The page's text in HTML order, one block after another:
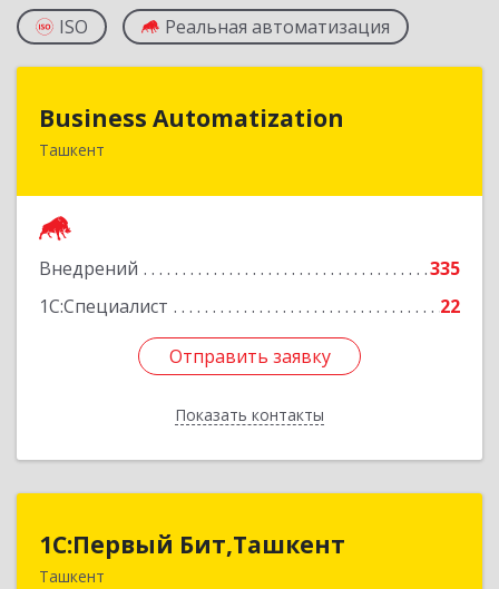
ISO Реальная автоматизация
Business Automatization
Ташкент
Внедрений
335
1С:Специалист
22
Отправить заявку
Показать контакты
Узбекистан, г. Ташкент, Мирабадский район,
Отправить заявку
Назад
1C:Первый Бит,Ташкент
Ташкент
1C:Первый Бит,Ташкент
г. Ташкент, Мирабадский район, ул. Афросиаб,